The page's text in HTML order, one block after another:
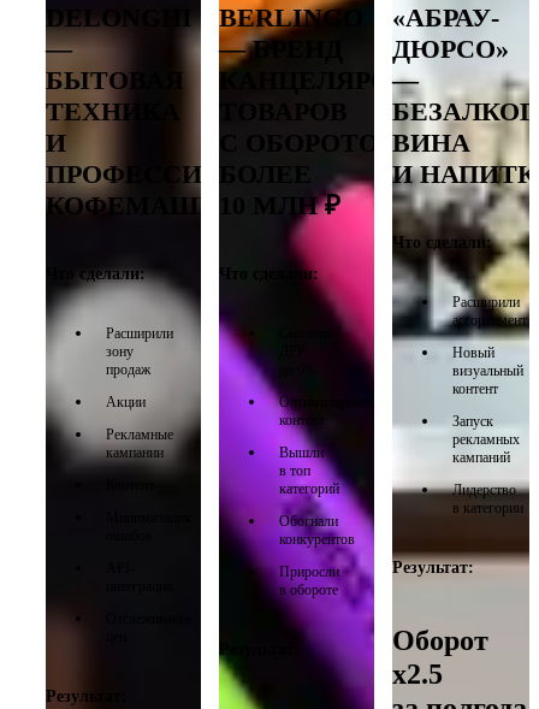
DELONGHI
—
БЫТОВАЯ
ТЕХНИКА
И
ПРОФЕССИОНАЛЬНЫЕ
КОФЕМАШИНЫ
Что сделали:
Расширили
зону
продаж
Акции
Рекламные
кампании
Результат:
BERLINGO
— БРЕНД
КАНЦЕЛЯРСКИХ
С ОБОРОТОМ
10 МЛН ₽
Что сделали:
Оптимизировали
контент
Вышли
в топ
категорий
Обогнали
конкурентов
Приросли
в обороте
«АБРАУ-
ДЮРСО»
—
ВИНА
И
Что сделали:
Расширили
ассортимент
Новый
визуальный
контент
Запуск
рекламных
кампаний
Лидерство
в категории
Результат:
Оборот
х2.5